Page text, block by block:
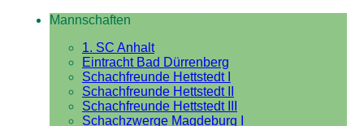
Mannschaften
1. SC Anhalt
Eintracht Bad Dürrenberg
Schachfreunde Hettstedt I
Schachfreunde Hettstedt II
Schachfreunde Hettstedt III
Schachzwerge Magdeburg I